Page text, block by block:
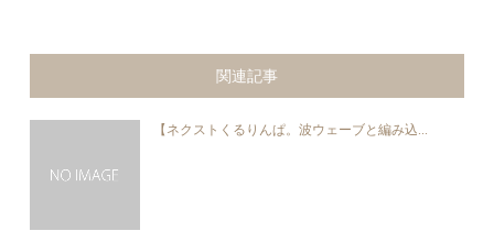
関連記事
【ネクストくるりんぱ。波ウェーブと編み込...